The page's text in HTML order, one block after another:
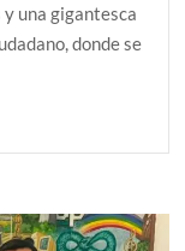
una gigantesca
donde se